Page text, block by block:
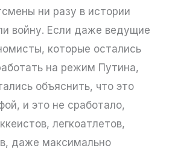
ни разу в истории
войну. Если даже ведущие
которые остались
на режим Путина,
объяснить, что это
и это не сработало,
легкоатлетов,
даже максимально